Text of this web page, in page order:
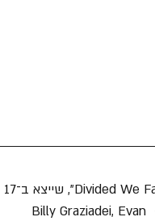
באוקטובר. זהו האלבום הראשון של הלהקה מאז 2012, עם ההרכב המקורי כולו – Billy Graziadei, Evan